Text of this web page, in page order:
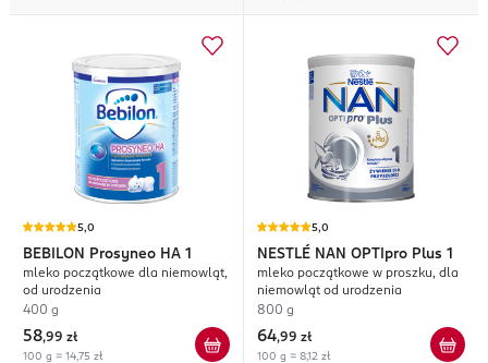
5,0
BEBILON Prosyneo HA 1
mleko początkowe dla niemowląt,
od urodzenia
400 g
58,99 zł
100 g = 14,75 zł
5,0
NESTLÉ NAN OPTIpro Plus 1
mleko początkowe w proszku, dla
niemowląt od urodzenia
800 g
64,99 zł
100 g = 8,12 zł